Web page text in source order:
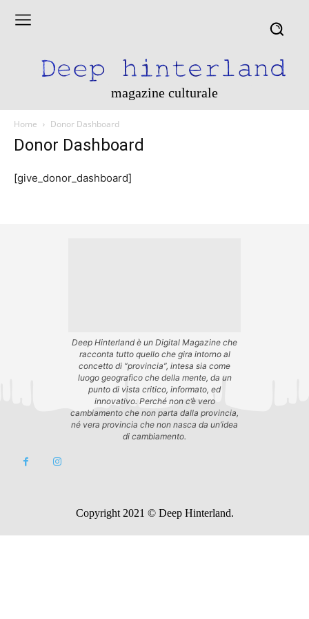
magazine culturale
Home Donor Dashboard
Donor Dashboard
[give_donor_dashboard]
Deep Hinterland è un Digital Magazine che
racconta tutto quello che gira intorno al
concetto di “provincia”, intesa sia come
luogo geografico che della mente, da un
punto di vista critico, informato, ed
innovativo. Perché non c’è vero
cambiamento che non parta dalla provincia,
né vera provincia che non nasca da un’idea
di cambiamento.
Copyright 2021 © Deep Hinterland.